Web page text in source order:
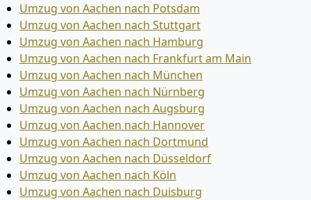
Umzug von Aachen nach Potsdam
Umzug von Aachen nach Stuttgart
Umzug von Aachen nach Hamburg
Umzug von Aachen nach Frankfurt am Main
Umzug von Aachen nach München
Umzug von Aachen nach Nürnberg
Umzug von Aachen nach Augsburg
Umzug von Aachen nach Hannover
Umzug von Aachen nach Dortmund
Umzug von Aachen nach Düsseldorf
Umzug von Aachen nach Köln
Umzug von Aachen nach Duisburg